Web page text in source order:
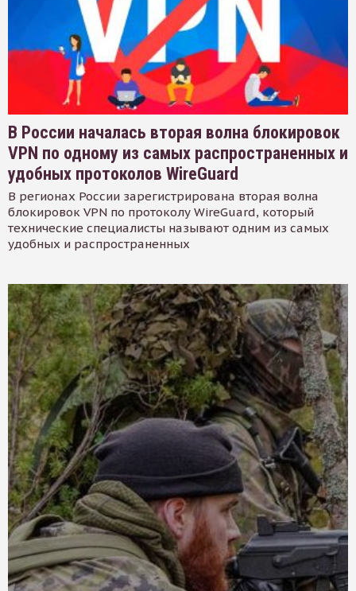
В России началась вторая волна блокировок
VPN по одному из самых распространенных и
удобных протоколов WireGuard
В регионах России зарегистрирована вторая волна
блокировок VPN по протоколу WireGuard, который
технические специалисты называют одним из самых
удобных и распространенных